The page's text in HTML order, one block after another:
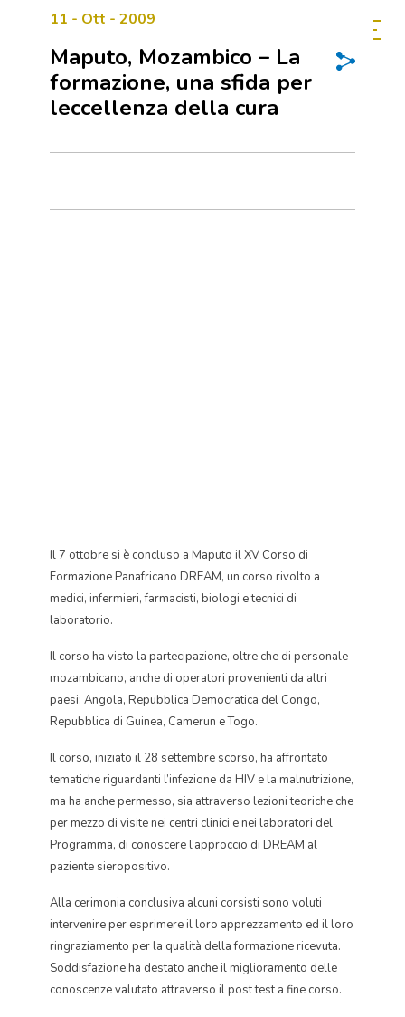
11 - Ott - 2009
Maputo, Mozambico – La
formazione, una sfida per
leccellenza della cura
Il 7 ottobre si è concluso a Maputo il XV Corso di
Formazione Panafricano DREAM, un corso rivolto a
medici, infermieri, farmacisti, biologi e tecnici di
laboratorio.
Il corso ha visto la partecipazione, oltre che di personale
mozambicano, anche di operatori provenienti da altri
paesi: Angola, Repubblica Democratica del Congo,
Repubblica di Guinea, Camerun e Togo.
Il corso, iniziato il 28 settembre scorso, ha affrontato
tematiche riguardanti l’infezione da HIV e la malnutrizione,
ma ha anche permesso, sia attraverso lezioni teoriche che
per mezzo di visite nei centri clinici e nei laboratori del
Programma, di conoscere l’approccio di DREAM al
paziente sieropositivo.
Alla cerimonia conclusiva alcuni corsisti sono voluti
intervenire per esprimere il loro apprezzamento ed il loro
ringraziamento per la qualità della formazione ricevuta.
Soddisfazione ha destato anche il miglioramento delle
conoscenze valutato attraverso il post test a fine corso.